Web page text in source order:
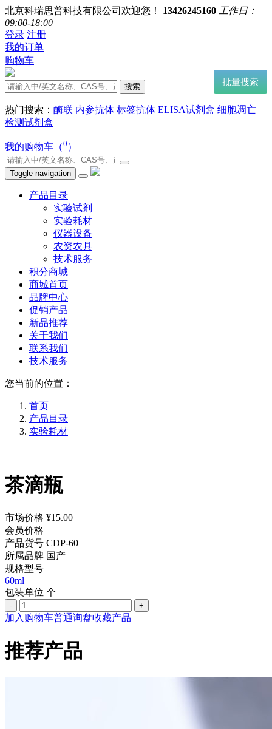
北京科瑞思普科技有限公司欢迎您！ 13426245160 工作日：
09:00-18:00
登录 注册
我的订单
购物车
搜索 批量搜索
热门搜索： 酶联 内参抗体 标签抗体 ELISA试剂盒 细胞凋亡
检测试剂盒
我的购物车（0 ）
Toggle navigation
产品目录
实验试剂
实验耗材
仪器设备
农资农具
技术服务
积分商城
商城首页
品牌中心
促销产品
新品推荐
关于我们
联系我们
技术服务
您当前的位置：
首页
产品目录
实验耗材
茶滴瓶
市场价格 ¥15.00
会员价格
产品货号 CDP-60
所属品牌 国产
规格型号
60ml
包装单位 个
- +
加入购物车普通询盘收藏产品
推荐产品